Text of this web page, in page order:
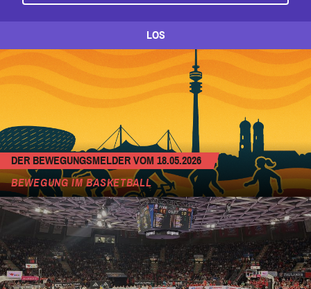
LOS
DER BEWEGUNGSMELDER VOM 18.05.2026
BEWEGUNG IM BASKETBALL